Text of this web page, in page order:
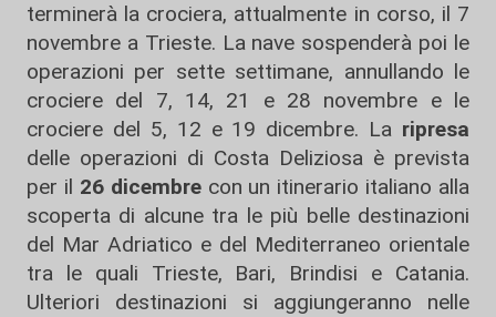
terminerà la crociera, attualmente in corso, il 7
novembre a Trieste. La nave sospenderà poi le
operazioni per sette settimane, annullando le
crociere del 7, 14, 21 e 28 novembre e le
crociere del 5, 12 e 19 dicembre. La ripresa
delle operazioni di Costa Deliziosa è prevista
per il 26 dicembrecon un itinerario italiano alla
scoperta di alcune tra le più belle destinazioni
del Mar Adriatico e del Mediterraneo orientale
tra le quali Trieste, Bari, Brindisi e Catania.
Ulteriori destinazioni si aggiungeranno nelle